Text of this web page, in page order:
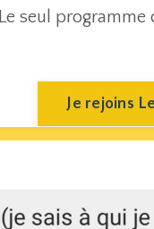
Le seul
Je rejoins